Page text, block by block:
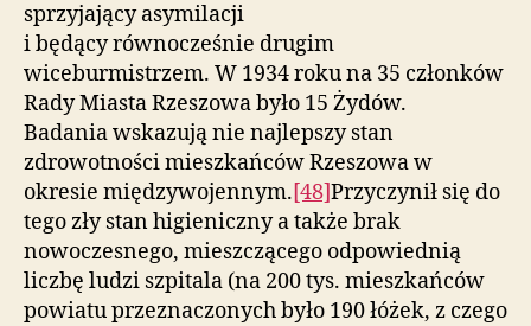
sprzyjający asymilacji
i będący równocześnie drugim
wiceburmistrzem. W 1934 roku na 35 członków
Rady Miasta Rzeszowa było 15 Żydów.
Badania wskazują nie najlepszy stan
zdrowotności mieszkańców Rzeszowa w
okresie międzywojennym.[48]Przyczynił się do
tego zły stan higieniczny a także brak
nowoczesnego, mieszczącego odpowiednią
liczbę ludzi szpitala (na 200 tys. mieszkańców
powiatu przeznaczonych było 190 łóżek, z czego